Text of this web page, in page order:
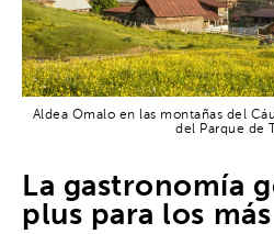
Aldea Omalo en las montañas del
del Parque de
La gastronomía
plus para los más